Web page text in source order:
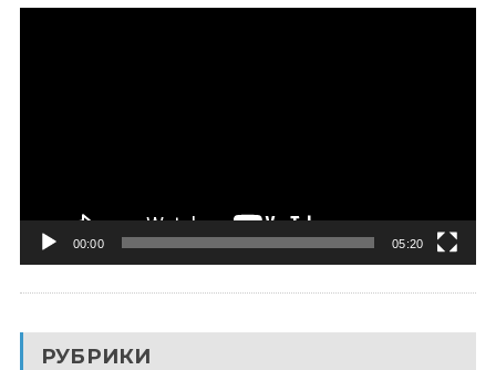
00:00 05:20
РУБРИКИ